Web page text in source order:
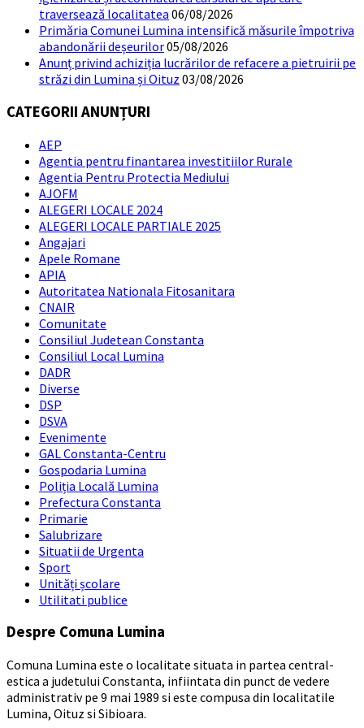
traversează localitatea 06/08/2026
Primăria Comunei Lumina intensifică măsurile împotriva
abandonării deșeurilor05/08/2026
Anunț privind achiziția lucrărilor de refacere a pietruirii pe
străzi din Lumina și Oituz 03/08/2026
CATEGORII ANUNȚURI
AEP
Agentia pentru finantarea investitiilor Rurale
Agentia Pentru Protectia Mediului
AJOFM
ALEGERI LOCALE 2024
ALEGERI LOCALE PARTIALE 2025
Angajari
Apele Romane
APIA
Autoritatea Nationala Fitosanitara
CNAIR
Comunitate
Consiliul Judetean Constanta
Consiliul Local Lumina
DADR
Diverse
DSP
DSVA
Evenimente
GAL Constanta-Centru
Gospodaria Lumina
Poliția Locală Lumina
Prefectura Constanta
Primarie
Salubrizare
Situatii de Urgenta
Sport
Unități școlare
Utilitati publice
Despre Comuna Lumina
Comuna Lumina este o localitate situata in partea central-
estica a judetului Constanta, infiintata din punct de vedere
administrativ pe 9 mai 1989 si este compusa din localitatile
Lumina, Oituz si Sibioara.